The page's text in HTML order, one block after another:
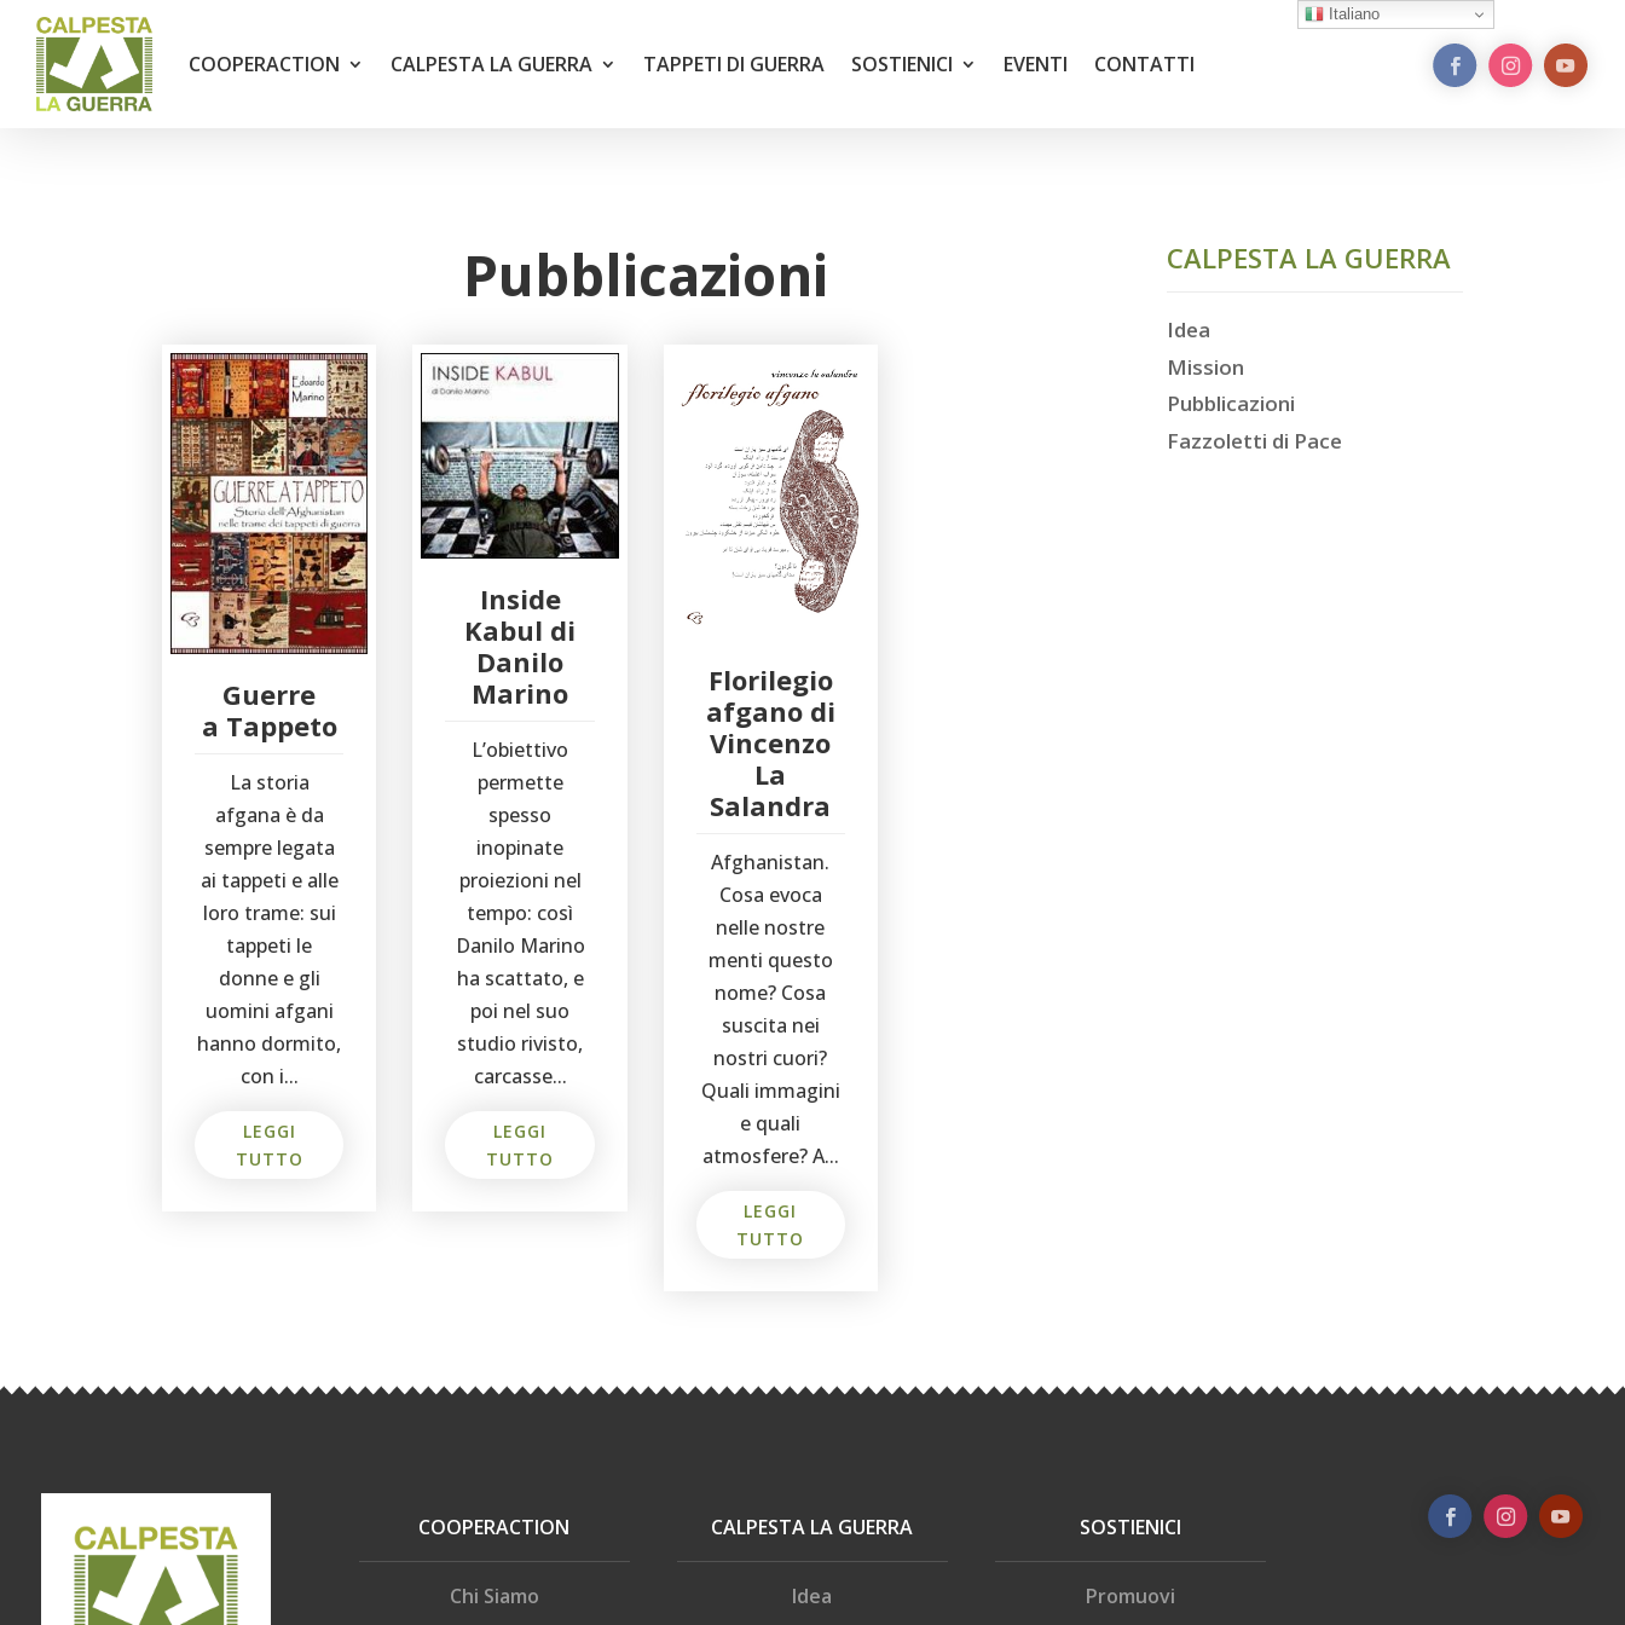
COOPERACTION CALPESTA LA GUERRA TAPPETI DI GUERRA SOSTIENICI EVENTI CONTATTI
Pubblicazioni
Guerre
a Tappeto
La storia
afgana è da
sempre legata
ai tappeti e alle
loro trame: sui
tappeti le
donne e gli
uomini afgani
hanno dormito,
con i...
LEGGI
TUTTO
Inside
Kabul di
Danilo
Marino
L’obiettivo
permette
spesso
inopinate
proiezioni nel
tempo: così
Danilo Marino
ha scattato, e
poi nel suo
studio rivisto,
carcasse...
LEGGI
TUTTO
Florilegio
afgano di
Vincenzo
La
Salandra
Afghanistan.
Cosa evoca
nelle nostre
menti questo
nome? Cosa
suscita nei
nostri cuori?
Quali immagini
e quali
atmosfere? A...
LEGGI
TUTTO
CALPESTA LA GUERRA
Idea
Mission
Pubblicazioni
Fazzoletti di Pace
COOPERACTION
Chi Siamo
CALPESTA LA GUERRA
Idea
SOSTIENICI
Promuovi
Italiano